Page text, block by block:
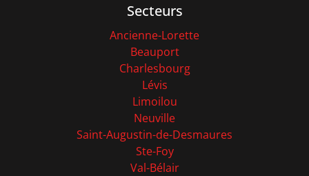
Secteurs
Ancienne-Lorette
Beauport
Charlesbourg
Lévis
Limoilou
Neuville
Saint-Augustin-de-Desmaures
Ste-Foy
Val-Bélair